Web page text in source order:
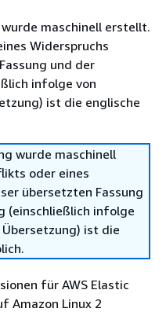
maschinell erstellt.
Widerspruchs
und der
infolge von
ist die englische
wurde maschinell
oder eines
übersetzten Fassung
(einschließlich infolge
ist die
für AWS Elastic
Amazon Linux 2